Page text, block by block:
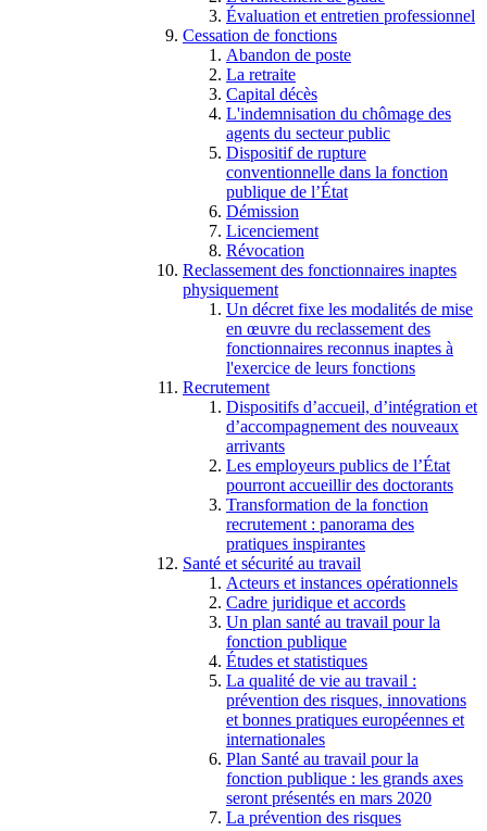
Évaluation et entretien professionnel
Cessation de fonctions
Abandon de poste
La retraite
Capital décès
L'indemnisation du chômage des
agents du secteur public
Dispositif de rupture
conventionnelle dans la fonction
publique de l’État
Démission
Licenciement
Révocation
Reclassement des fonctionnaires inaptes
physiquement
Un décret fixe les modalités de mise
en œuvre du reclassement des
fonctionnaires reconnus inaptes à
l'exercice de leurs fonctions
Recrutement
Dispositifs d’accueil, d’intégration et
d’accompagnement des nouveaux
arrivants
Les employeurs publics de l’État
pourront accueillir des doctorants
Transformation de la fonction
recrutement : panorama des
pratiques inspirantes
Santé et sécurité au travail
Acteurs et instances opérationnels
Cadre juridique et accords
Un plan santé au travail pour la
fonction publique
Études et statistiques
La qualité de vie au travail :
prévention des risques, innovations
et bonnes pratiques européennes et
internationales
Plan Santé au travail pour la
fonction publique : les grands axes
seront présentés en mars 2020
La prévention des risques